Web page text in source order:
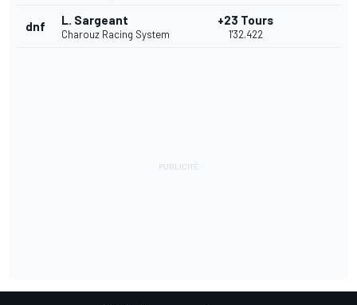
dnf L. Sargeant
Charouz Racing System
+23 Tours
1'32.422